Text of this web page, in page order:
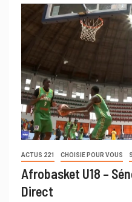
ACTUS 221 CHOISIE POUR VOUS
Afrobasket U18 –
Direct